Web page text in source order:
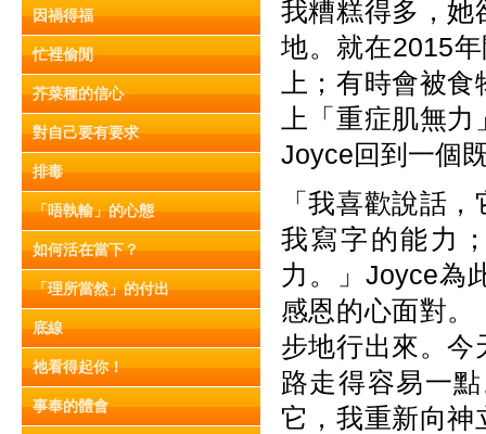
因禍得福
忙裡偷閒
芥菜種的信心
對自己要有要求
排毒
「唔執輸」的心態
如何活在當下？
「理所當然」的付出
底線
祂看得起你！
事奉的體會
我糟糕得多，她
地。就在2015
上；有時會被
上「重症肌無
Joyce回到一個
「我喜歡說話
我寫字的能力
力。」Joyce為
感恩的心面對。
步地行出來。今
路走得容易一
它，我重新向神